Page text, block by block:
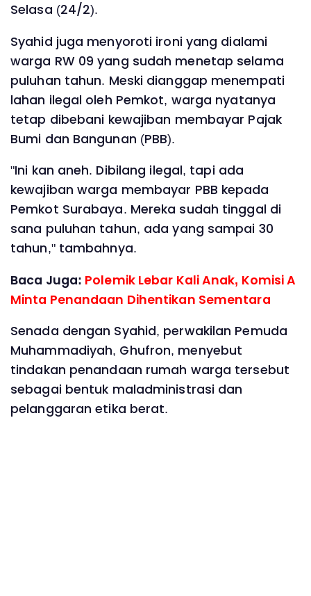
Selasa (24/2).
Syahid juga menyoroti ironi yang dialami
warga RW 09 yang sudah menetap selama
puluhan tahun. Meski dianggap menempati
lahan ilegal oleh Pemkot, warga nyatanya
tetap dibebani kewajiban membayar Pajak
Bumi dan Bangunan (PBB).
"Ini kan aneh. Dibilang ilegal, tapi ada
kewajiban warga membayar PBB kepada
Pemkot Surabaya. Mereka sudah tinggal di
sana puluhan tahun, ada yang sampai 30
tahun," tambahnya.
Baca Juga: Polemik Lebar Kali Anak, Komisi A
Minta Penandaan Dihentikan Sementara
Senada dengan Syahid, perwakilan Pemuda
Muhammadiyah, Ghufron, menyebut
tindakan penandaan rumah warga tersebut
sebagai bentuk maladministrasi dan
pelanggaran etika berat.